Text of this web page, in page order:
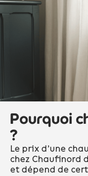
Pourquoi
?
Le prix d’une
chez Chaufinord
et dépend de